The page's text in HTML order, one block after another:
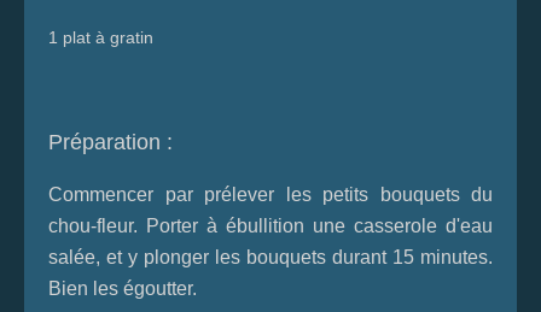
1 plat à gratin
Préparation :
Commencer par prélever les petits bouquets du
chou-fleur. Porter à ébullition une casserole d'eau
salée, et y plonger les bouquets durant 15 minutes.
Bien les égoutter.